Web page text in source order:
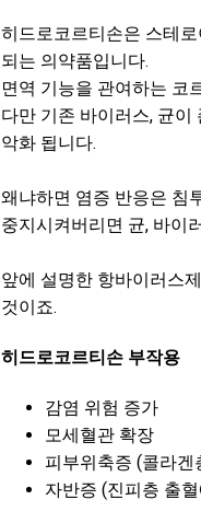
히드로코르티손은 스테
되는 의약품입니다.
면역 기능을 관여하는 코
다만 기존 바이러스, 균
악화 됩니다.
왜냐하면 염증 반응은 침
중지시켜버리면 균, 바이
앞에 설명한 항바이러스
것이죠.
히드로코르티손 부작용
감염 위험 증가
모세혈관 확장
피부위축증 (콜라
자반증 (진피층 출